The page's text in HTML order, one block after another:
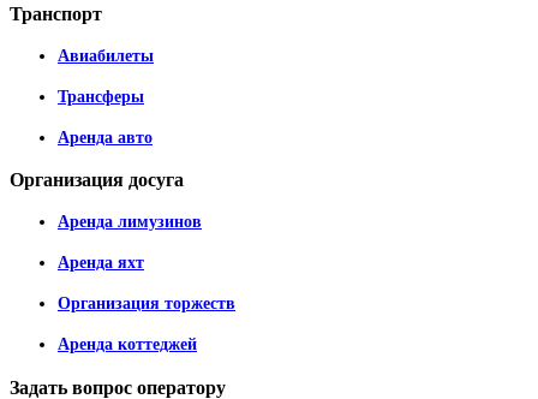
Транспорт
Авиабилеты
Трансферы
Аренда авто
Организация досуга
Аренда лимузинов
Аренда яхт
Организация торжеств
Аренда коттеджей
Задать вопрос оператору